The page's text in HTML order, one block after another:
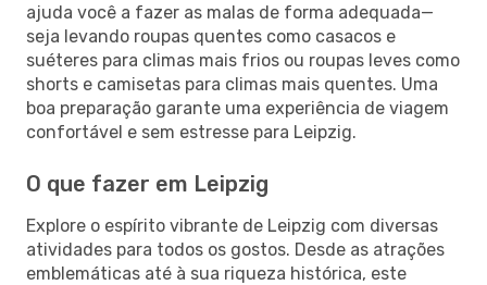
ajuda você a fazer as malas de forma adequada—
seja levando roupas quentes como casacos e
suéteres para climas mais frios ou roupas leves como
shorts e camisetas para climas mais quentes. Uma
boa preparação garante uma experiência de viagem
confortável e sem estresse para Leipzig.
O que fazer em Leipzig
Explore o espírito vibrante de Leipzig com diversas
atividades para todos os gostos. Desde as atrações
emblemáticas até à sua riqueza histórica, este